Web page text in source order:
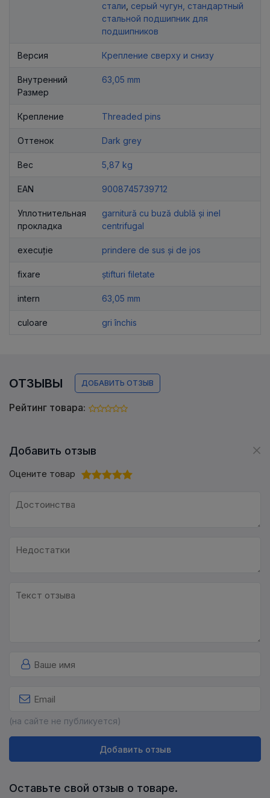
стали серый чугун, стандартный
стальной подшипник для
подшипников
Версия Крепление сверху и снизу
Внутренний
Размер
63,05 mm
Крепление Threaded pins
Оттенок Dark grey
Вес 5,87 kg
EAN 9008745739712
Уплотнительная
прокладка
garnitură cu buză dublă și inel
centrifugal
execuție prindere de sus și de jos
fixare știfturi filetate
intern 63,05 mm
culoare gri închis
ОТЗЫВЫ ДОБАВИТЬ ОТЗЫВ
Рейтинг товара:
Добавить отзыв
Оцените товар
(на сайте не публикуется)
Добавить отзыв
Оставьте свой отзыв о товаре.